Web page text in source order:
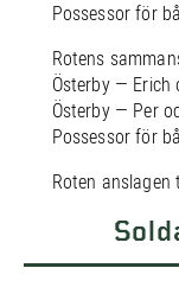
Possessor för
Rotens
Österby — Erich
Österby — Per
Possessor för
Roten